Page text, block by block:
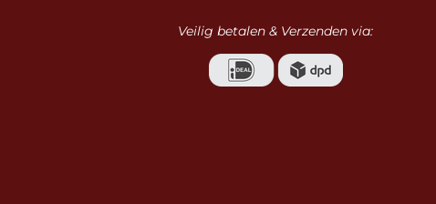
Veilig betalen & Verzenden via: